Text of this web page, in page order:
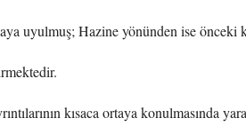
uyulmuş; Hazine yönünden ise önceki
kısaca ortaya konulmasında